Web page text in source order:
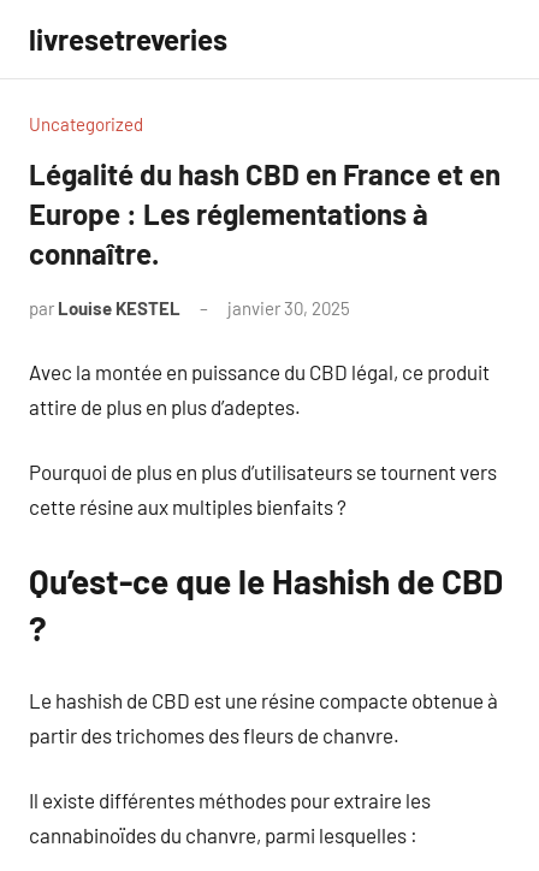
contenu
livresetreveries
Uncategorized
Légalité du hash CBD en France et en
Europe : Les réglementations à
connaître.
par Louise KESTEL janvier 30, 2025
Avec la montée en puissance du CBD légal, ce produit
attire de plus en plus d’adeptes.
Pourquoi de plus en plus d’utilisateurs se tournent vers
cette résine aux multiples bienfaits ?
Qu’est-ce que le Hashish de CBD
?
Le hashish de CBD est une résine compacte obtenue à
partir des trichomes des fleurs de chanvre.
Il existe différentes méthodes pour extraire les
cannabinoïdes du chanvre, parmi lesquelles :